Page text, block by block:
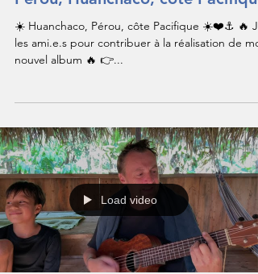
☀️ Huanchaco, Pérou, côte Pacifique ☀️❤️⚓️ 🔥 J-8
les ami.e.s pour contribuer à la réalisation de
nouvel album 🔥 👉...
Load video